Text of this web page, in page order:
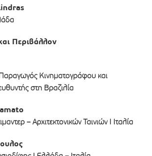
Περιβάλλον
Κινηματογράφου και
στη Βραζιλία
– Αρχιτεκτονικών Ταινιών Ι Ιταλία